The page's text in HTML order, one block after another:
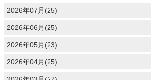
2026年07月(25)
2026年06月(25)
2026年05月(23)
2026年04月(25)